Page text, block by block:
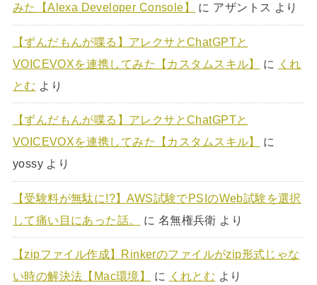
みた【Alexa Developer Console】
に アザントス より
【ずんだもんが喋る】アレクサとChatGPTと
VOICEVOXを連携してみた【カスタムスキル】
に
くれ
とむ より
【ずんだもんが喋る】アレクサとChatGPTと
VOICEVOXを連携してみた【カスタムスキル】
に
yossyより
【受験料が無駄に!?】AWS試験でPSIのWeb試験を選択
して痛い目にあった話。
に 名無権兵衛 より
【zipファイル作成】Rinkerのファイルがzip形式じゃな
い時の解決法【Mac環境】
に くれとむ より